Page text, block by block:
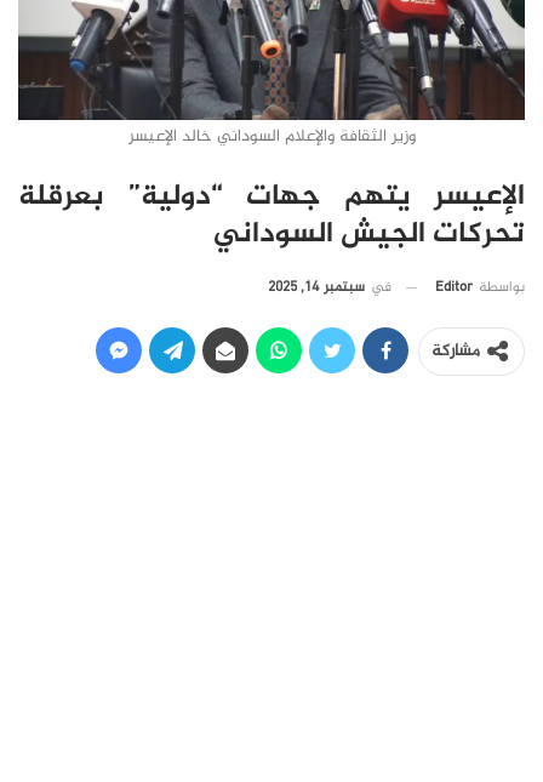
وزير الثقافة والإعلام السوداني خالد الإعيسر
الإعيسر يتهم جهات “دولية” بعرقلة
تحركات الجيش السوداني
بواسطة Editor في سبتمبر 14, 2025
مشاركة